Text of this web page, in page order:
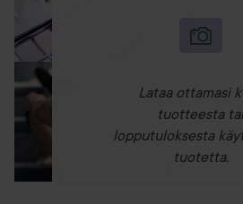
Lataa ottamasi
tuotteesta
lopputuloksesta
tuotetta.